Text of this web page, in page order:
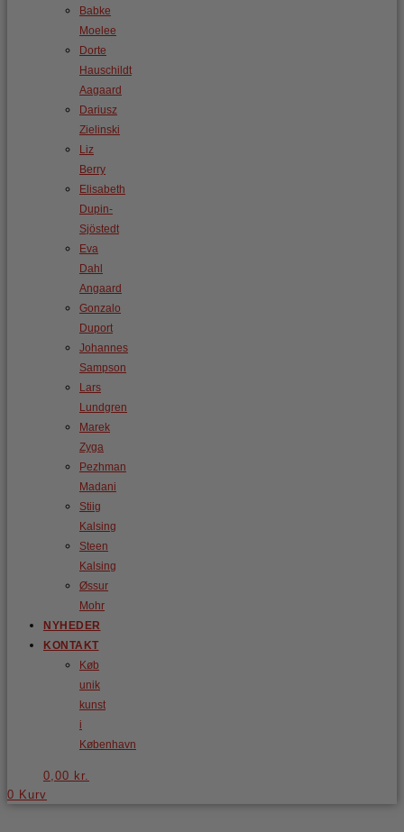
Babke
Moelee
Dorte
Hauschildt
Aagaard
Dariusz
Zielinski
Liz
Berry
Elisabeth
Dupin-
Sjöstedt
Eva
Dahl
Angaard
Gonzalo
Duport
Johannes
Sampson
Lars
Lundgren
Marek
Zyga
Pezhman
Madani
Stiig
Kalsing
Steen
Kalsing
Øssur
Mohr
NYHEDER
KONTAKT
Køb
unik
kunst
i
København
0,00 kr.
0 Kurv